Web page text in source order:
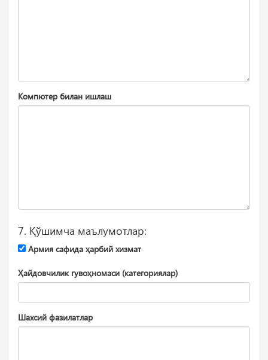
Компютер билан ишлаш
7. Қўшимча маълумотлар:
Aрмия сафида ҳарбий хизмат
Ҳайдовчилик гувоҳномаси (категориялар)
Шахсий фазилатлар